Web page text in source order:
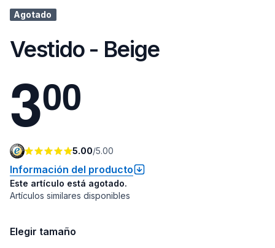
Agotado
Vestido - Beige
300
5.00/5.00
Información del producto
Este artículo está agotado.
Artículos similares disponibles
Elegir tamaño